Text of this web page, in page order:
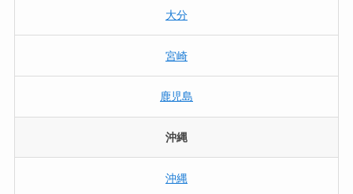
大分
宮崎
鹿児島
沖縄
沖縄